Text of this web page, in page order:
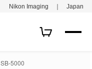
Nikon Imaging ｜ Japan
SB-5000